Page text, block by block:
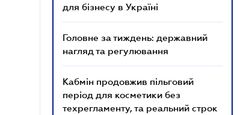
для бізнесу в Україні
Головне за тиждень: державний
нагляд та регулювання
Кабмін продовжив пільговий
період для косметики без
техрегламенту, та реальний строк